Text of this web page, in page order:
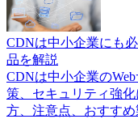
CDNは中小企業にも
品を解説
CDNは中小企業の
策、セキュリティ強
方、注意点、おすす